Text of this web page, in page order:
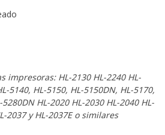
impresoras: HL-2130 HL-2240 HL-
5140, HL-5150, HL-5150DN, HL-5170,
HL-2020 HL-2030 HL-2040 HL-
2037 y HL-2037Eo similares